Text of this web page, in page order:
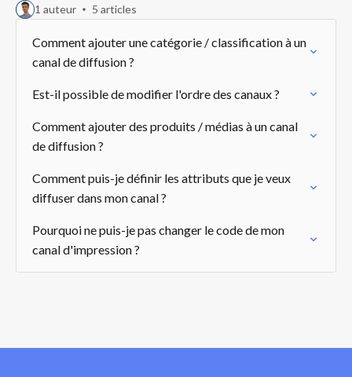
1 auteur 5 articles
Comment ajouter une catégorie / classification à un
canal de diffusion ?
Est-il possible de modifier l'ordre des canaux ?
Comment ajouter des produits / médias à un canal
de diffusion ?
Comment puis-je définir les attributs que je veux
diffuser dans mon canal ?
Pourquoi ne puis-je pas changer le code de mon
canal d'impression ?